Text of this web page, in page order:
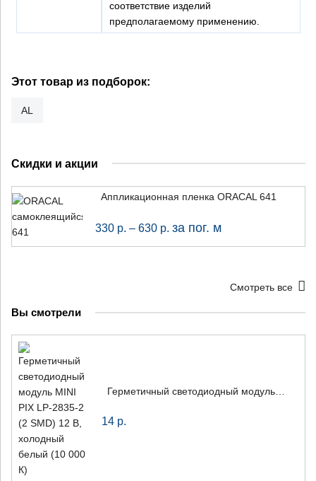
соответствие изделий
предполагаемому применению.
Этот товар из подборок:
AL
Скидки и акции
Аппликационная пленка ORACAL 641
330 р. – 630 р. за пог. м
Смотреть все
Вы смотрели
14 р.
+7 (926) 7777-090